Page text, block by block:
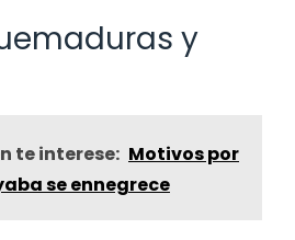
y
te interese: Motivos por
se ennegrece